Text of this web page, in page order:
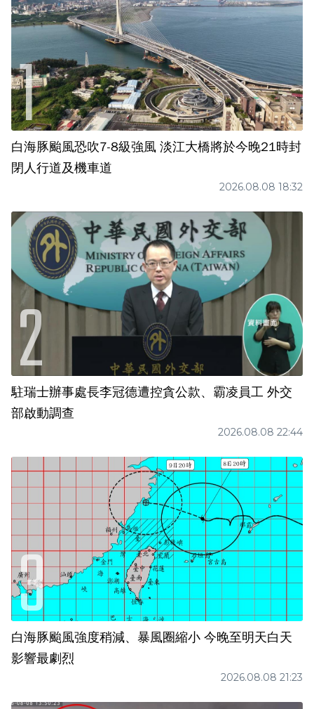
白海豚颱風恐吹7-8級強風 淡江大橋將於今晚21時封
閉人行道及機車道
2026.08.08 18:32
駐瑞士辦事處長李冠德遭控貪公款、霸凌員工 外交
部啟動調查
2026.08.08 22:44
白海豚颱風強度稍減、暴風圈縮小 今晚至明天白天
影響最劇烈
2026.08.08 21:23